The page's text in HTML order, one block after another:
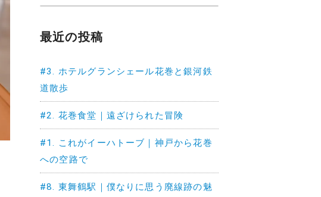
最近の投稿
#3. ホテルグランシェール花巻と銀河鉄
道散歩
#2. 花巻食堂｜遠ざけられた冒険
#1. これがイーハトーブ｜神戸から花巻
への空路で
#8. 東舞鶴駅｜僕なりに思う廃線跡の魅